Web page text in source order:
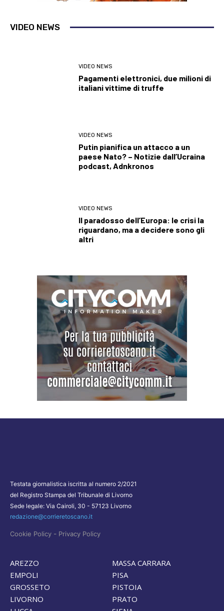
VIDEO NEWS
VIDEO NEWS
Pagamenti elettronici, due milioni di
italiani vittime di truffe
VIDEO NEWS
Putin pianifica un attacco a un
paese Nato? – Notizie dall’Ucraina
podcast, Adnkronos
VIDEO NEWS
Il paradosso dell’Europa: le crisi la
riguardano, ma a decidere sono gli
altri
Testata giornalistica iscritta al numero 2/2021
del Registro Stampa del Tribunale di Livorno
Sede legale: Via Cairoli, 30 - 57123 Livorno
redazione@corrieretoscano.it
Cookie Policy - Privacy Policy
AREZZO
EMPOLI
GROSSETO
LIVORNO
MASSA CARRARA
PISA
PISTOIA
PRATO